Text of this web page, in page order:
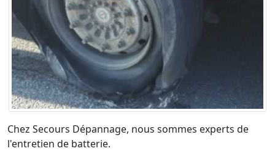
Chez Secours Dépannage, nous sommes experts de
l'entretien de batterie.